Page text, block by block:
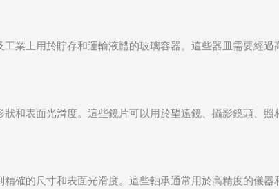
業上用於貯存和運輸液體的玻璃容器。這些器皿需要經過
和表面光滑度。這些鏡片可以用於望遠鏡、攝影鏡頭、照
確的尺寸和表面光滑度。這些軸承通常用於高精度的儀器